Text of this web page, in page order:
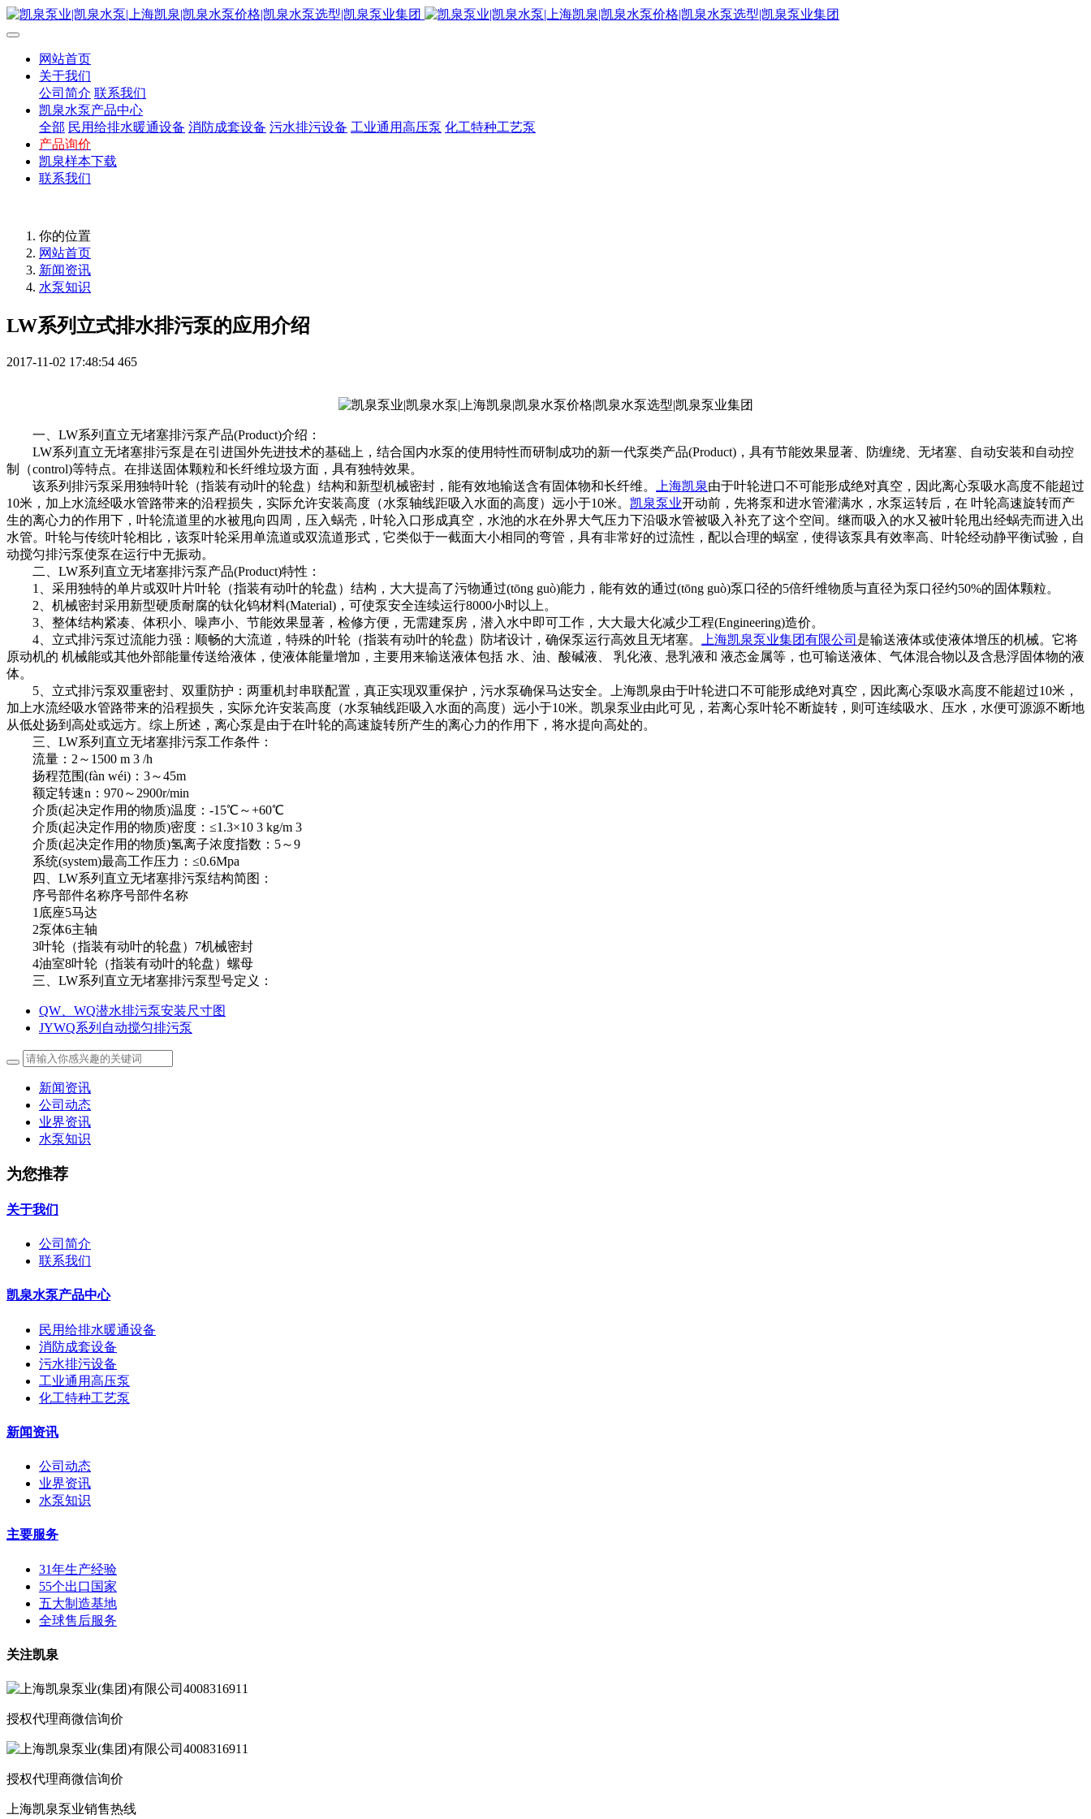
网站首页
关于我们
公司简介 联系我们
凯泉水泵产品中心
全部 民用给排水暖通设备 消防成套设备 污水排污设备 工业通用高压泵 化工特种工艺泵
产品询价
凯泉样本下载
联系我们
你的位置
网站首页
新闻资讯
水泵知识
LW系列立式排水排污泵的应用介绍
2017-11-02 17:48:54 465
一、LW系列直立无堵塞排污泵产品(Product)介绍：
LW系列直立无堵塞排污泵是在引进国外先进技术的基础上，结合国内水泵的使用特性而研制成功的新一代泵类产品(Product)，具有节能效果显著、防缠绕、无堵塞、自动安装和自动控
制（control)等特点。在排送固体颗粒和长纤维垃圾方面，具有独特效果。
该系列排污泵采用独特叶轮（指装有动叶的轮盘）结构和新型机械密封，能有效地输送含有固体物和长纤维。
上海凯泉由于叶轮进口不可能形成绝对真空，因此离心泵吸水高度不能超过
10米，加上水流经吸水管路带来的沿程损失，实际允许安装高度（水泵轴线距吸入水面的高度）远小于10米。 凯泉泵业开动前，先将泵和进水管灌满水，水泵运转后，在 叶轮高速旋转而产
生的离心力的作用下，叶轮流道里的水被甩向四周，压入蜗壳，叶轮入口形成真空，水池的水在外界大气压力下沿吸水管被吸入补充了这个空间。继而吸入的水又被叶轮甩出经蜗壳而进入出
水管。叶轮与传统叶轮相比，该泵叶轮采用单流道或双流道形式，它类似于一截面大小相同的弯管，具有非常好的过流性，配以合理的蜗室，使得该泵具有效率高、叶轮经动静平衡试验，自
动搅匀排污泵使泵在运行中无振动。
二、LW系列直立无堵塞排污泵产品(Product)特性：
1、采用独特的单片或双叶片叶轮（指装有动叶的轮盘）结构，大大提高了污物通过(tōng guò)能力，能有效的通过(tōng guò)泵口径的5倍纤维物质与直径为泵口径约50%的固体颗粒。
2、机械密封采用新型硬质耐腐的钛化钨材料(Material)，可使泵安全连续运行8000小时以上。
3、整体结构紧凑、体积小、噪声小、节能效果显著，检修方便，无需建泵房，潜入水中即可工作，大大最大化减少工程(Engineering)造价。
4、立式排污泵过流能力强：顺畅的大流道，特殊的叶轮（指装有动叶的轮盘）防堵设计，确保泵运行高效且无堵塞。
上海凯泉泵业集团有限公司 是输送液体或使液体增压的机械。它将
原动机的 机械能或其他外部能量传送给液体，使液体能量增加，主要用来输送液体包括 水、油、酸碱液、 乳化液、悬乳液和 液态金属等，也可输送液体、气体混合物以及含悬浮固体物的液
体。
5、立式排污泵双重密封、双重防护：两重机封串联配置，真正实现双重保护，污水泵确保马达安全。上海凯泉由于叶轮进口不可能形成绝对真空，因此离心泵吸水高度不能超过10米，
加上水流经吸水管路带来的沿程损失，实际允许安装高度（水泵轴线距吸入水面的高度）远小于10米。凯泉泵业由此可见，若离心泵叶轮不断旋转，则可连续吸水、压水，水便可源源不断地
从低处扬到高处或远方。综上所述，离心泵是由于在叶轮的高速旋转所产生的离心力的作用下，将水提向高处的。
三、LW系列直立无堵塞排污泵工作条件：
流量：2～1500 m 3 /h
扬程范围(fàn wéi)：3～45m
额定转速n：970～2900r/min
介质(起决定作用的物质)温度：-15℃～+60℃
介质(起决定作用的物质)密度：≤1.3×10 3 kg/m 3
介质(起决定作用的物质)氢离子浓度指数：5～9
系统(system)最高工作压力：≤0.6Mpa
四、LW系列直立无堵塞排污泵结构简图：
序号部件名称序号部件名称
1底座5马达
2泵体6主轴
3叶轮（指装有动叶的轮盘）7机械密封
4油室8叶轮（指装有动叶的轮盘）螺母
三、LW系列直立无堵塞排污泵型号定义：
QW、WQ潜水排污泵安装尺寸图
JYWQ系列自动搅匀排污泵
新闻资讯
公司动态
业界资讯
水泵知识
为您推荐
关于我们
公司简介
联系我们
凯泉水泵产品中心
民用给排水暖通设备
消防成套设备
污水排污设备
工业通用高压泵
化工特种工艺泵
新闻资讯
公司动态
业界资讯
水泵知识
主要服务
31年生产经验
55个出口国家
五大制造基地
全球售后服务
关注凯泉
授权代理商微信询价
授权代理商微信询价
上海凯泉泵业销售热线